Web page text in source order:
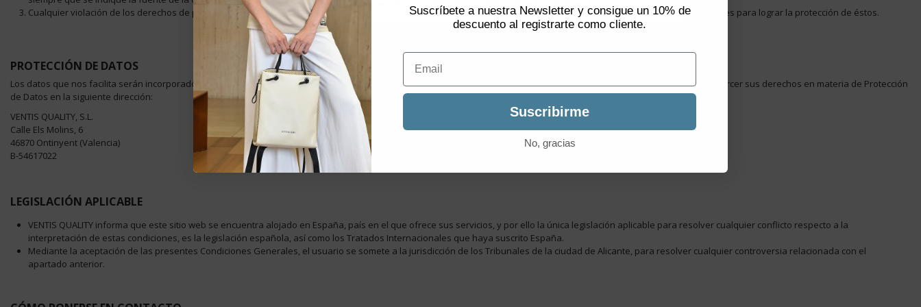
Cualquier violación de los derechos de propiedad intelectual o industrial de este portal o los elementos de VENTIS QUALITY, será objeto de las oportunas medidas legales para lograr la protección de éstos.
PROTECCIÓN DE DATOS
Los datos que nos facilita serán incorporados a un fichero con la finalidad de mantener las relaciones comerciales con Ud., cuyo responsable es VENTIS QUALITY. Puede ejercer sus derechos en materia de Protección
de Datos en la siguiente dirección:
VENTIS QUALITY, S.L.
Calle Els Molins, 6
46870 Ontinyent (Valencia)
B-54617022
LEGISLACIÓN APLICABLE
VENTIS QUALITY informa que este sitio web se encuentra alojado en España, país en el que ofrece sus servicios, y por ello la única legislación aplicable para resolver cualquier conflicto respecto a la
interpretación de estas condiciones, es la legislación española, así como los Tratados Internacionales que haya suscrito España.
Mediante la aceptación de las presentes Condiciones Generales, el usuario se somete a la jurisdicción de los Tribunales de la ciudad de Alicante, para resolver cualquier controversia relacionada con el
apartado anterior.
estipulados en las condiciones. Disculpe las molestias.
Suscríbete a nuestra Newsletter y consigue un 10% de
descuento al registrarte como cliente.
Email
Suscribirme
No, gracias